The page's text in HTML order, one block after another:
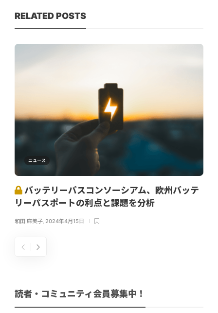
RELATED POSTS
ニュース
バッテリーパスコンソーシアム、欧州バッテ
リーパスポートの利点と課題を分析
和田 麻美子, 2024年4月15日
読者・コミュニティ会員募集中！